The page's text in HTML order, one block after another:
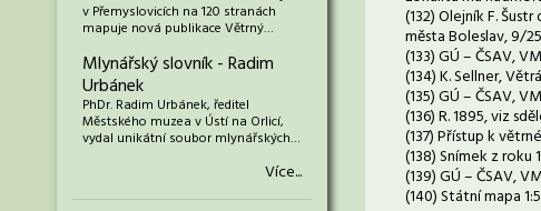
v Přemyslovicích na 120 stranách
mapuje nová publikace Větrný…
Mlynářský slovník - Radim
Urbánek
PhDr. Radim Urbánek, ředitel
Městského muzea v Ústí na Orlicí,
vydal unikátní soubor mlynářských…
Více...
(132) Olejník F.
města Boleslav, 9/
(133) GÚ – ČSAV,
(134) K. Sellner,
(135) GÚ – ČSAV,
(136) R. 1895, viz
(137) Přístup k
(138) Snímek z roku
(139) GÚ – ČSAV,
(140) Státní mapa